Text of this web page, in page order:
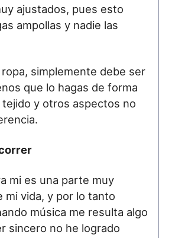
ajustados, pues esto
ampollas y nadie las
simplemente debe ser
que lo hagas de forma
y otros aspectos no
mi es una parte muy
mi vida, y por lo tanto
música me resulta algo
sincero no he logrado